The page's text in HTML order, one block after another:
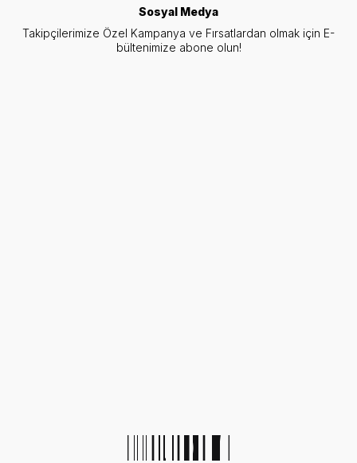
Sosyal Medya
Takipçilerimize Özel Kampanya ve Fırsatlardan olmak için E-
bültenimize abone olun!